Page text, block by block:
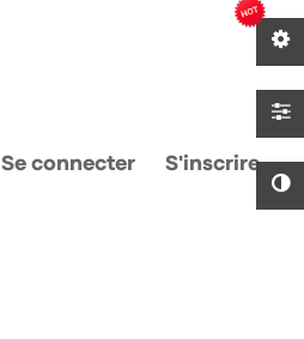
Se connecter S'inscrire